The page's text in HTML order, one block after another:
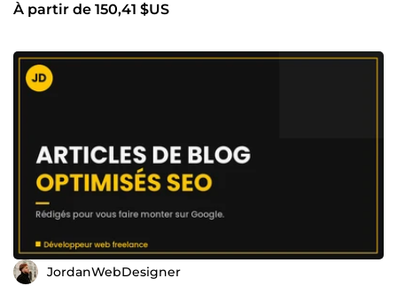
À partir de 150,41 $US
JordanWebDesigner